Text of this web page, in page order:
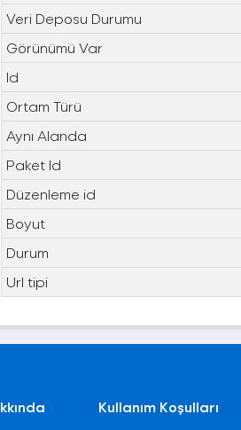
Veri Deposu Durumu
Görünümü Var
Id
Ortam Türü
Aynı Alanda
Paket Id
Düzenleme id
Boyut
Durum
Url tipi
Kullanım Koşulları